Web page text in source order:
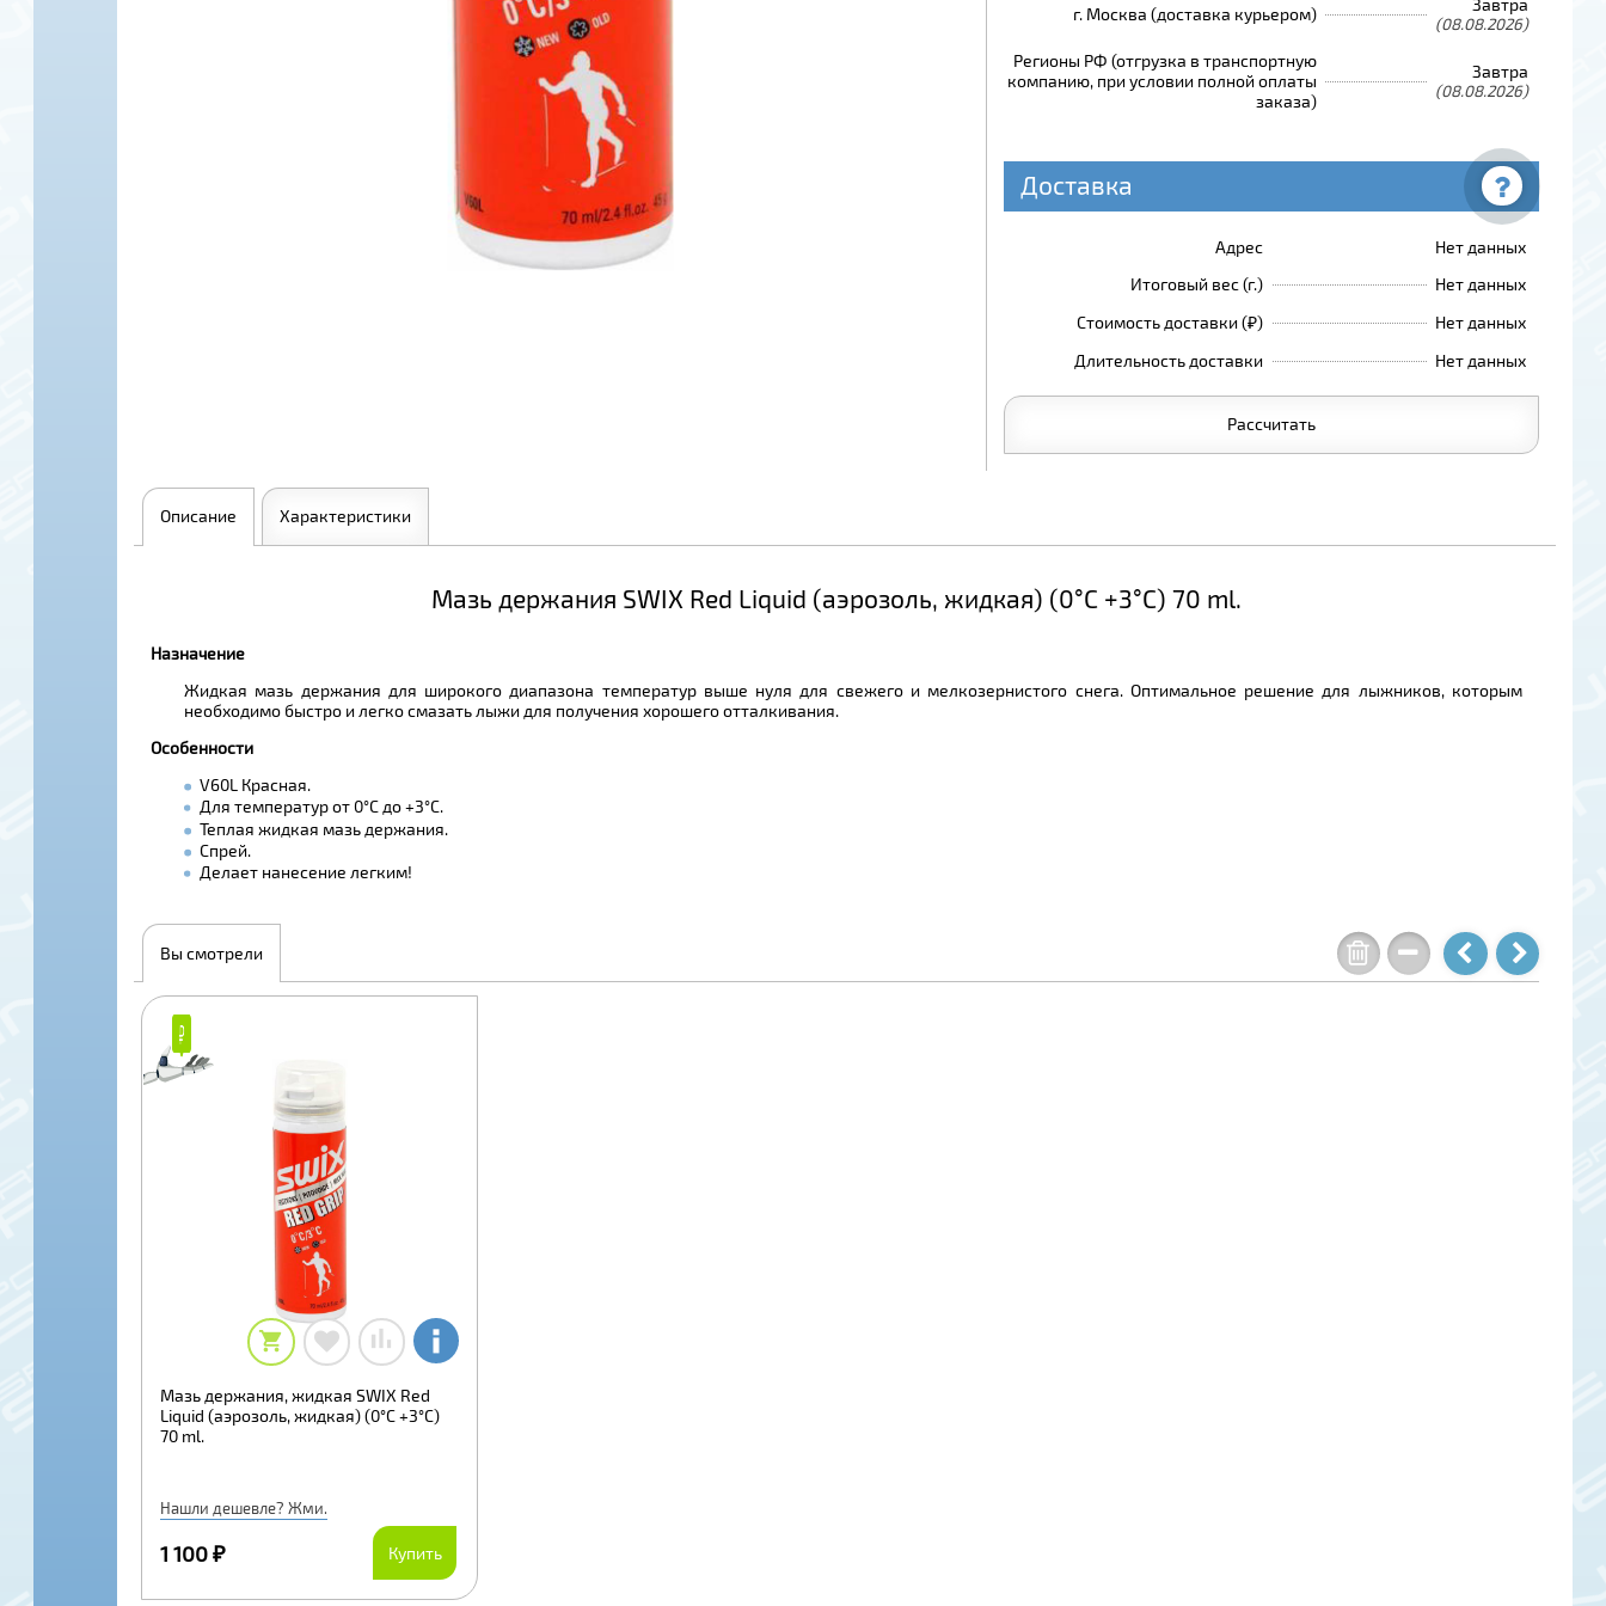
г. Москва (доставка курьером) (08.08.2026)
Регионы РФ (отгрузка в транспортную
компанию, при условии полной оплаты
заказа)
Завтра
(08.08.2026)
Доставка
Адрес
Нет данных
Итоговый вес (г.)
Нет данных
Стоимость доставки (₽)
Нет данных
Длительность доставки
Нет данных
Рассчитать
Описание Характеристики
Мазь держания SWIX Red Liquid (аэрозоль, жидкая) (0°С +3°С) 70 ml.
Назначение
Жидкая мазь держания для широкого диапазона температур выше нуля для свежего и мелкозернистого снега. Оптимальное решение для лыжников, которым
необходимо быстро и легко смазать лыжи для получения хорошего отталкивания.
Особенности
V60L Красная.
Для температур от 0°С до +3°С.
Теплая жидкая мазь держания.
Спрей.
Делает нанесение легким!
Вы смотрели
₽₽
Мазь держания, жидкая SWIX Red
Liquid (аэрозоль, жидкая) (0°С +3°С)
70 ml.
Нашли дешевле? Жми.
1 100 ₽ Купить